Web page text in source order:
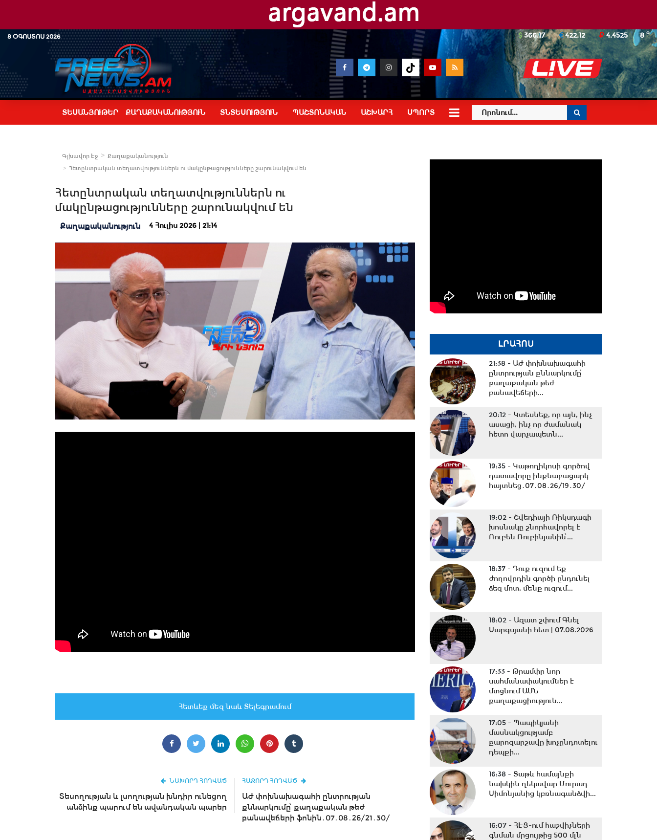
8 ՕԳՈՍՏՈՍ 2026 8o
366.17 422.12 4.4525
ՏԵՍԱՆՅՈՒԹԵՐ ՔԱՂԱՔԱԿԱՆՈՒԹՅՈՒՆ ՏՆՏԵՍՈՒԹՅՈՒՆ ՊԱՇՏՈՆԱԿԱՆ ԱՇԽԱՐՀ ՍՊՈՐՏ
Գլխավոր Էջ
Քաղաքականություն
Հետընտրական տեղատվություններն ու մակընթացությունները շարունակվում են
Հետընտրական տեղատվություններն ու
մակընթացությունները շարունակվում են
Քաղաքականություն 4 Հուլիս 2026 | 21:14
Հետևեք մեզ նաև Տելեգրամում
ՆԱԽՈՐԴ ՀՈԴՎԱԾ
Տեսողության և լսողության խնդիր ունեցող
անձինք պարում են ավանդական պարեր
ՀԱՋՈՐԴ ՀՈԴՎԱԾ
ԱԺ փոխնախագահի ընտրության
քննարկումը՝ քաղաքական թեժ
բանավեճերի ֆոնին․07․08․26/21․30/
ԼՐԱՀՈՍ
21:38 - ԱԺ փոխնախագահի
ընտրության քննարկումը՝
քաղաքական թեժ
բանավեճերի...
20:12 - Կտեսնեք, որ այն, ինչ
ասացի, ինչ որ ժամանակ
հետո վարչապետն...
19:35 - Կաթողիկոսի գործով
դատավորը ինքնաբացարկ
հայտնեց․07․08․26/19․30/
19:02 - Շվեդիայի Ռիկսդագի
խոսնակը շնորհավորել է
Ռուբեն Ռուբինյանին՝...
18:37 - Դուք ուզում եք
ժողովրդին գործի ընդունել
ձեզ մոտ, մենք ուզում...
18:02 - Ազատ շփում Գնել
Սարգսյանի հետ | 07.08.2026
17:33 - Թրամփը նոր
սահմանափակումներ է
մտցնում ԱՄՆ
քաղաքացիություն...
17:05 - Պապիկյանի
մասնակցությամբ
քարոզարշավը խոչընդոտելու
դեպքի...
16:38 - Տաթև համայնքի
նախկին ղեկավար Մուրադ
Սիմոնյանից կբռնագանձվի...
16:07 - ՀԷՑ-ում հաշվիչների
գնման մրցույթից 500 մլն